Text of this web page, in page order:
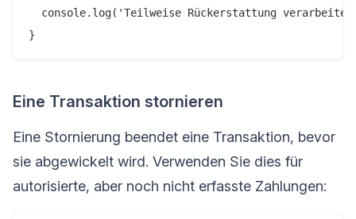
console.log('Teilweise Rückerstattung
Eine Transaktion stornieren
Eine Stornierung beendet eine Transaktion, bevor
sie abgewickelt wird. Verwenden Sie dies für
autorisierte, aber noch nicht erfasste Zahlungen: